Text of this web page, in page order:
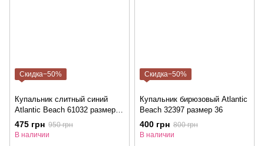
Скидка−50%
Купальник слитный синий
Atlantic Beach 61032 размер
38
475 грн 950 грн
В наличии
Скидка−50%
Купальник бирюзовый Atlantic
Beach 32397 размер 36
400 грн 800 грн
В наличии